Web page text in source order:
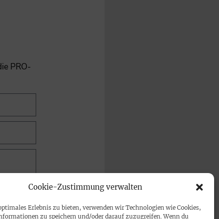
Cookie-Zustimmung verwalten
Erlebnis zu bieten, verwenden wir Technologien wie Cookies,
zu speichern und/oder darauf zuzugreifen. Wenn du
PRO-